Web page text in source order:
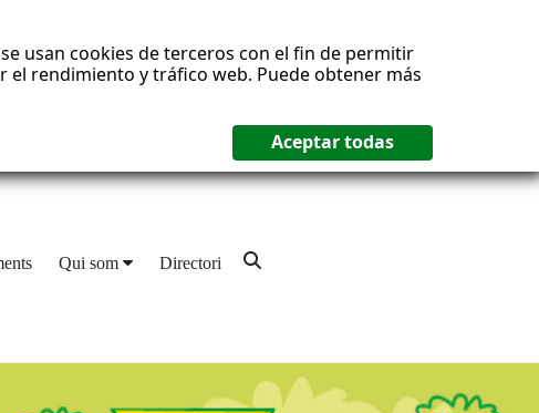
usan cookies de terceros con el fin de permitir
el rendimiento y tráfico web. Puede obtener más
Qui som Directori